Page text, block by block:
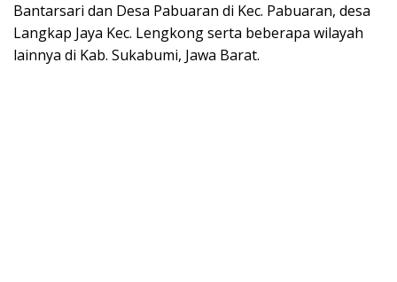
Bantarsari dan Desa Pabuaran di Kec. Pabuaran, desa
Langkap Jaya Kec. Lengkong serta beberapa wilayah
lainnya di Kab. Sukabumi, Jawa Barat.